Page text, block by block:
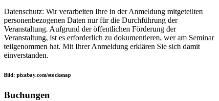
Datenschutz: Wir verarbeiten Ihre in der Anmeldung mitgeteilten
personenbezogenen Daten nur für die Durchführung der
Veranstaltung. Aufgrund der öffentlichen Förderung der
Veranstaltung, ist es erforderlich zu dokumentieren, wer am Seminar
teilgenommen hat. Mit Ihrer Anmeldung erklären Sie sich damit
einverstanden.
Bild: pixabay.com/stocksnap
Buchungen